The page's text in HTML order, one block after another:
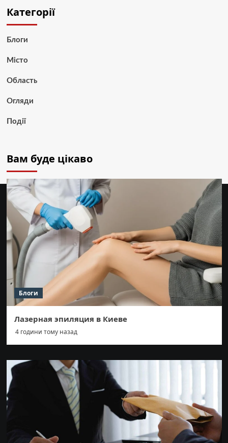
Категорії
Блоги
Місто
Область
Огляди
Події
Вам буде цікаво
Блоги
Лазерная эпиляция в Киеве
4 години тому назад